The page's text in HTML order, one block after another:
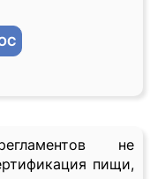
не
пищи,